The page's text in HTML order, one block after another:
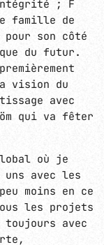
; F
famille de
son côté
du futur.
vision du
avec
qui va fêter
où je
avec les
moins en ce
les projets
toujours avec